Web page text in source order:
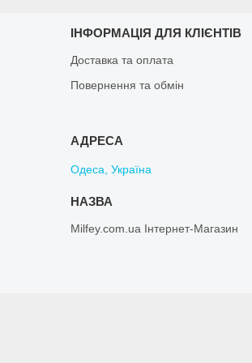
ІНФОРМАЦІЯ ДЛЯ КЛІЄНТІВ
Доставка та оплата
Повернення та обмін
Одеса, Україна
Milfey.com.ua Інтернет-Магазин